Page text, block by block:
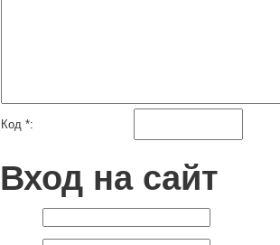
Код *:
Вход на сайт